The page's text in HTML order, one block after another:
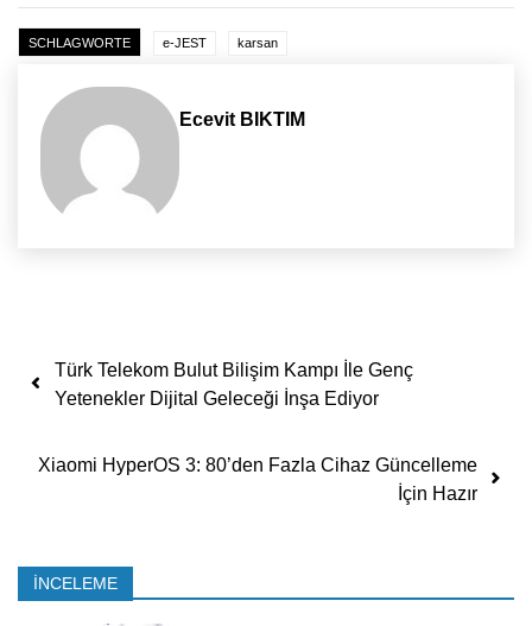
SCHLAGWORTE e-JEST karsan
Ecevit BIKTIM
Yazı dolaşımı
Türk Telekom Bulut Bilişim Kampı İle Genç
Yetenekler Dijital Geleceği İnşa Ediyor
Xiaomi HyperOS 3: 80’den Fazla Cihaz Güncelleme
İçin Hazır
İNCELEME